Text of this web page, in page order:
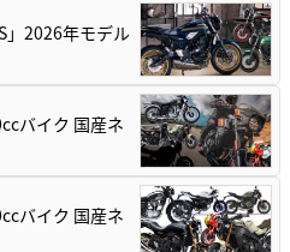
」2026年モデル
バイク 国産ネ
バイク 国産ネ